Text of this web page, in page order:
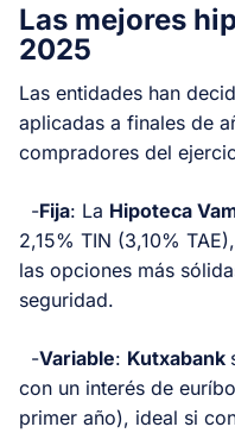
Las mejores
2025
Las entidades han
aplicadas a finales de
compradores del
-Fija: La Hipoteca
2,15% TIN (3,10%
las opciones más
seguridad.
-Variable: Kutxabank
con un interés de
primer año), ideal si